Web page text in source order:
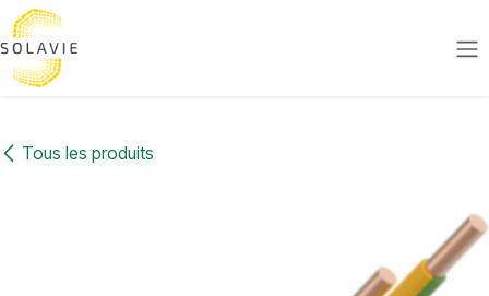
Se rendre au contenu
Tous les produits